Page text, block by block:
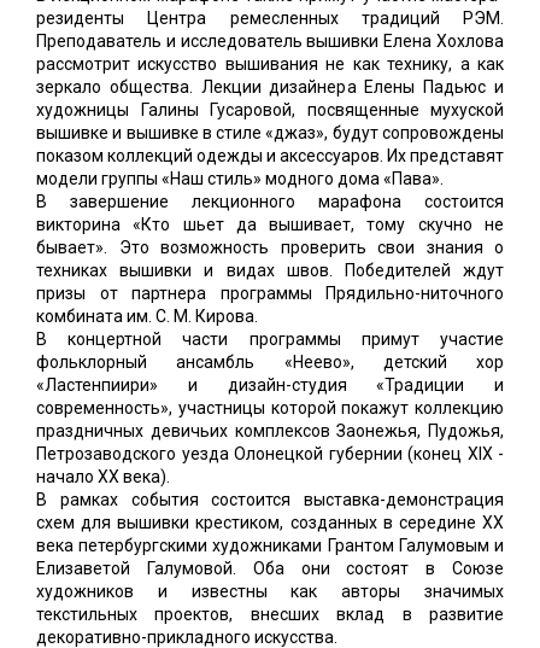
резиденты Центра ремесленных традиций РЭМ.
Преподаватель и исследователь вышивки Елена Хохлова
рассмотрит искусство вышивания не как технику, а как
зеркало общества. Лекции дизайнера Елены Падьюс и
художницы Галины Гусаровой, посвященные мухуской
вышивке и вышивке в стиле «джаз», будут сопровождены
показом коллекций одежды и аксессуаров. Их представят
модели группы «Наш стиль» модного дома «Пава».
В завершение лекционного марафона состоится
викторина «Кто шьет да вышивает, тому скучно не
бывает». Это возможность проверить свои знания о
техниках вышивки и видах швов. Победителей ждут
призы от партнера программы Прядильно-ниточного
комбината им. С. М. Кирова.
В концертной части программы примут участие
фольклорный ансамбль «Неево», детский хор
«Ластенпиири» и дизайн-студия «Традиции и
современность», участницы которой покажут коллекцию
праздничных девичьих комплексов Заонежья, Пудожья,
Петрозаводского уезда Олонецкой губернии (конец XIX -
начало XX века).
В рамках события состоится выставка-демонстрация
схем для вышивки крестиком, созданных в середине XX
века петербургскими художниками Грантом Галумовым и
Елизаветой Галумовой. Оба они состоят в Союзе
художников и известны как авторы значимых
текстильных проектов, внесших вклад в развитие
декоративно-прикладного искусства.